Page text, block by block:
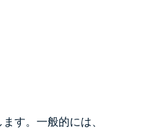
す。一般的には、